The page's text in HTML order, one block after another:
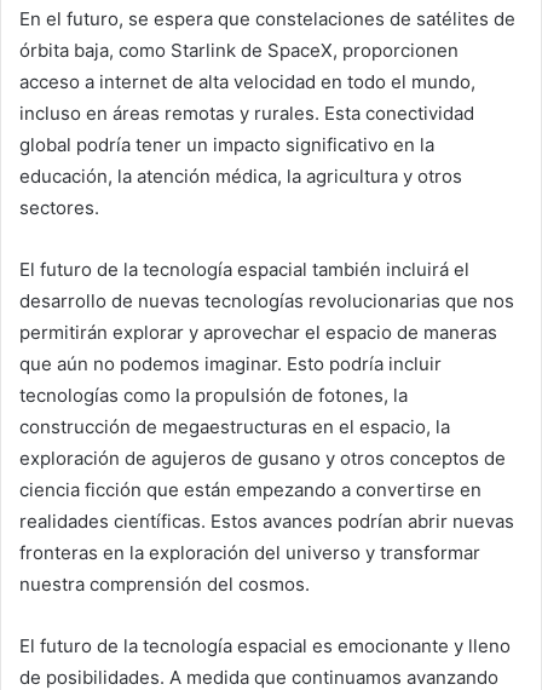
En el futuro, se espera que constelaciones de satélites de
órbita baja, como Starlink de SpaceX, proporcionen
acceso a internet de alta velocidad en todo el mundo,
incluso en áreas remotas y rurales. Esta conectividad
global podría tener un impacto significativo en la
educación, la atención médica, la agricultura y otros
sectores.
El futuro de la tecnología espacial también incluirá el
desarrollo de nuevas tecnologías revolucionarias que nos
permitirán explorar y aprovechar el espacio de maneras
que aún no podemos imaginar. Esto podría incluir
tecnologías como la propulsión de fotones, la
construcción de megaestructuras en el espacio, la
exploración de agujeros de gusano y otros conceptos de
ciencia ficción que están empezando a convertirse en
realidades científicas. Estos avances podrían abrir nuevas
fronteras en la exploración del universo y transformar
nuestra comprensión del cosmos.
El futuro de la tecnología espacial es emocionante y lleno
de posibilidades. A medida que continuamos avanzando